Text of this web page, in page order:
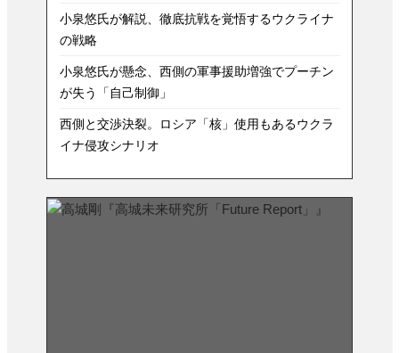
小泉悠氏が解説、徹底抗戦を覚悟するウクライナ
の戦略
小泉悠氏が懸念、西側の軍事援助増強でプーチン
が失う「自己制御」
西側と交渉決裂。ロシア「核」使用もあるウクラ
イナ侵攻シナリオ